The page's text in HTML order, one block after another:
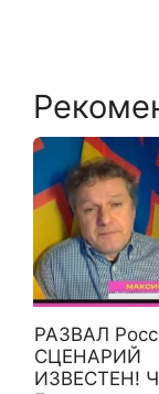
РАЗВАЛ
СЦЕНАРИЙ
ИЗВЕСТЕН!